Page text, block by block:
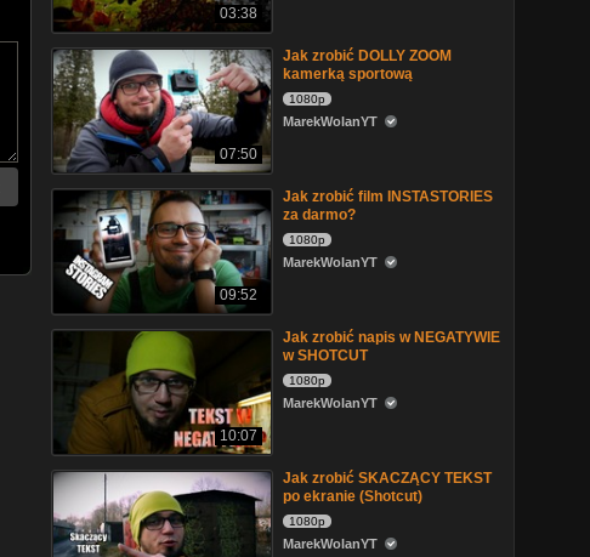
03:38
07:50
Jak zrobić DOLLY ZOOM
kamerką sportową
1080p
MarekWolanYT
09:52
Jak zrobić film INSTASTORIES
za darmo?
1080p
MarekWolanYT
10:07
Jak zrobić napis w NEGATYWIE
w SHOTCUT
1080p
MarekWolanYT
Jak zrobić SKACZĄCY TEKST
po ekranie (Shotcut)
1080p
MarekWolanYT